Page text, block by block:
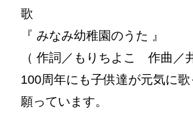
歌
『 みなみ幼稚園のうた 』
（ 作詞／もりちよこ 作曲／
100周年にも子供達が元気に
願っています。